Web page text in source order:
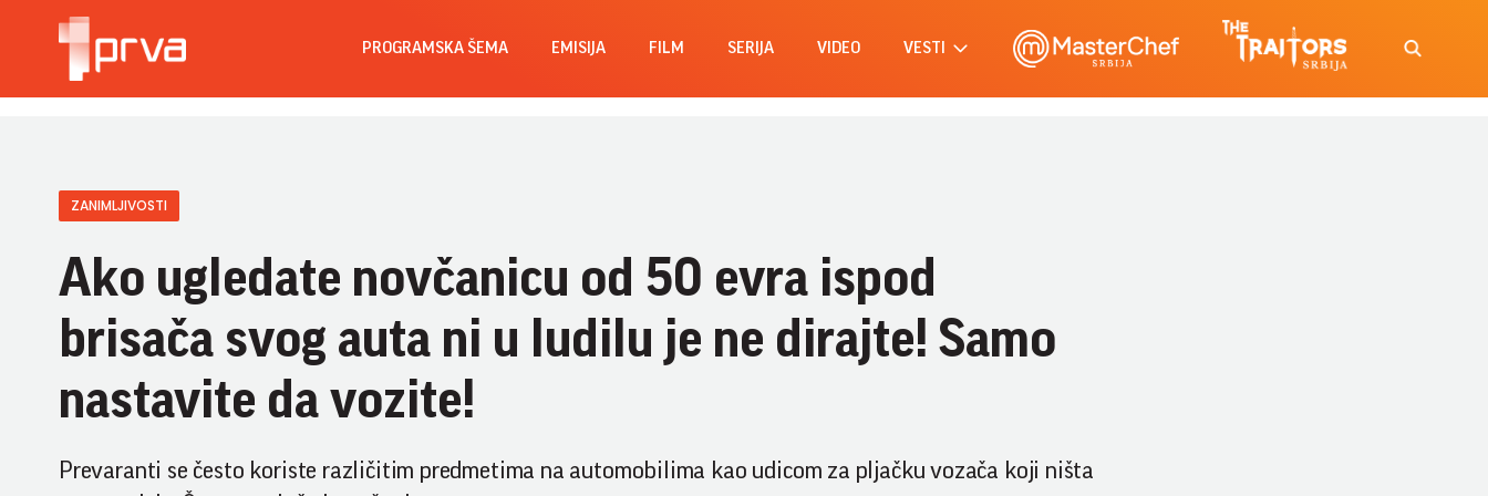
PROGRAMSKA ŠEMA EMISIJA FILM SERIJA VIDEO VESTI
ZANIMLJIVOSTI
Ako ugledate novčanicu od 50 evra ispod
brisača svog auta ni u ludilu je ne dirajte! Samo
nastavite da vozite!
Prevaranti se često koriste različitim predmetima na automobilima kao udicom za pljačku vozača koji ništa